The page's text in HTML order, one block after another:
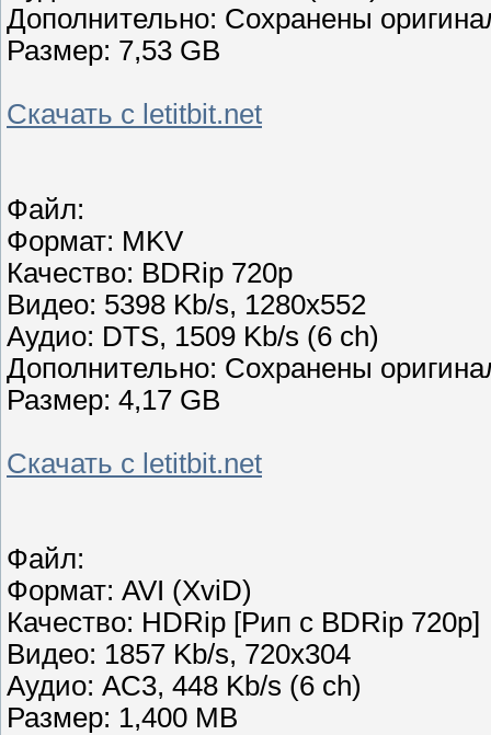
Дополнительно: Сохранены
Размер: 7,53 GB
Скачать с letitbit.net
Файл:
Формат: MKV
Качество: BDRip 720p
Видео: 5398 Kb/s, 1280x552
Аудио: DTS, 1509 Kb/s (6 ch)
Дополнительно: Сохранены
Размер: 4,17 GB
Скачать с letitbit.net
Файл:
Формат: AVI (XviD)
Качество: HDRip [Рип с BDRip 720p]
Видео: 1857 Kb/s, 720x304
Аудио: AC3, 448 Kb/s (6 ch)
Размер: 1,400 MB